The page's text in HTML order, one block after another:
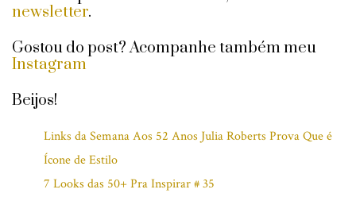
newsletter.
Gostou do post? Acompanhe também meu
Instagram
Beijos!
Links da Semana Aos 52 Anos Julia Roberts Prova Que é
Ícone de Estilo
7 Looks das 50+ Pra Inspirar # 35